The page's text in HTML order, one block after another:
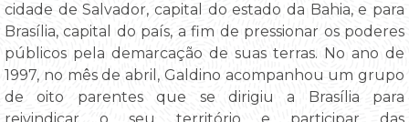
cidade de Salvador, capital do estado da Bahia, e para
Brasília, capital do país, a fim de pressionar os poderes
públicos pela demarcação de suas terras. No ano de
1997, no mês de abril, Galdino acompanhou um grupo
de oito parentes que se dirigiu a Brasília para